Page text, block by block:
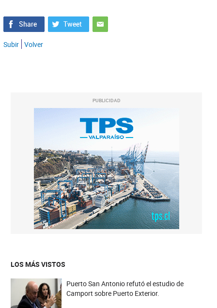
Subir Volver
PUBLICIDAD
LOS MÁS VISTOS
Puerto San Antonio refutó el estudio de
Camport sobre Puerto Exterior.